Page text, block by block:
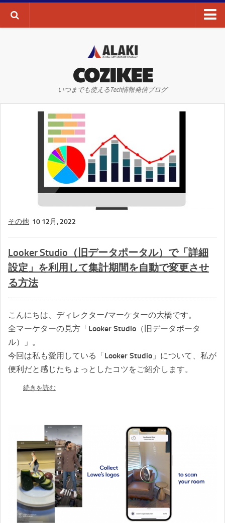
AI・ディープラーニング
WEBサイト
WEBマーケティング
お問い合わせ
COZIKEE
いつまでも使えるTech情報発信ブログ
その他 10 12月, 2022
Looker Studio（旧データポータル）で「詳細
設定」を利用して集計期間を自動で変更させ
る方法
こんにちは、ディレクター/マーケターの大橋です。
全マーケターの見方「Looker Studio（旧データポータ
ル）」。
今回は私も愛用している「Looker Studio」について、私が
便利だと感じたちょっとしたコツをご紹介します。
続きを読む